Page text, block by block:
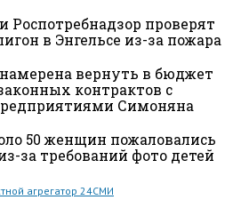
Роспотребнадзор проверят
в Энгельсе из-за пожара
вернуть в бюджет
контрактов с
Симоняна
50 женщин пожаловались
за требований фото детей
агрегатор 24СМИ